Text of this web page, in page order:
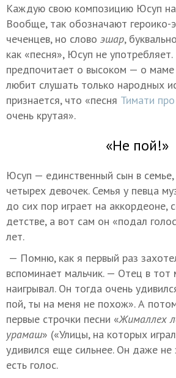
Каждую свою композицию Юсуп
Вообще, так обозначают героико-
чеченцев, но слово эшар,
как «песня», Юсуп не
предпочитает о высоком — о
любит слушать только народных
признается, что «песня Тимати
очень крутая».
«Не пой!»
Юсуп — единственный сын в
четырех девочек. Семья у певца
до сих пор играет на аккордеоне,
детстве, а вот сам он «подал
лет.
— Помню, как я первый раз
вспоминает мальчик. — Отец в
наигрывал. Он тогда очень
пой, ты на меня не похож». А
первые строчки песни «Жималлех
урамаш» («Улицы, на которых
удивился еще сильнее. Он даже не
есть голос.